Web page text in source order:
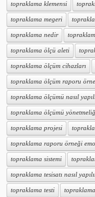
topraklama klemensi
topraklama megeri
topraklama nedir
topraklama ölçü aleti
topraklama ölçüm cihazları
topraklama ölçüm raporu
topraklama ölçümü nasıl
topraklama ölçümü
topraklama projesi
topraklama raporu örneği emo
topraklama sistemi
topraklama tesisatı nasıl
topraklama testi topraklama